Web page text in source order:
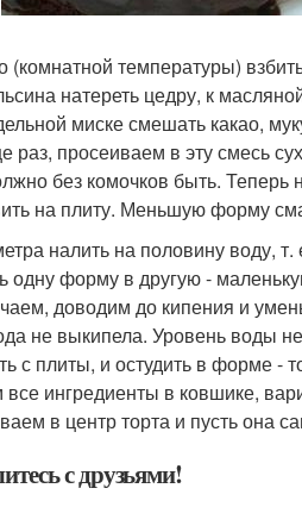
(комнатной температуры)
натереть цедру, к
миске смешать какао,
раз, просеиваем в эту смесь
без комочков быть.
на плиту. Меньшую форму
налить на половину воду,
одну форму в другую -
доводим до кипения и
не выкипела. Уровень воды
с плиты, и остудить в форме -
ингредиенты в ковшике,
в центр торта и пусть она
с друзьями!